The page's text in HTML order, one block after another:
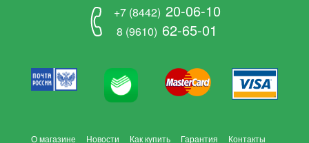
+7 (8442) 20-06-10
8 (9610) 62-65-01
О магазине Новости Как купить Гарантия Контакты